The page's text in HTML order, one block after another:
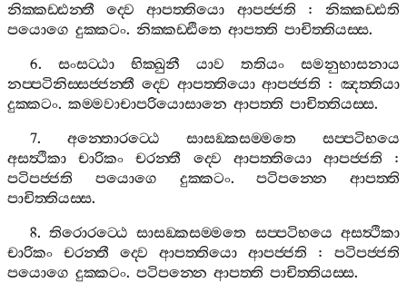
නික‍්කඩ‍්ඪන‍්තී
ද‍්වෙ ආපත‍්තියො ආපජ‍්ජති :නික‍්කඩ‍්ඪති
පයොගෙ දුක‍්කටං. නික‍්කඩ‍්ඪිතෙ ආපත‍්ති පාචිත‍්තියස‍්ස.
6. සංසට‍්ඨා භික‍්ඛුනී යාව තතියං
සමනුභාසනාය
නප‍්පටිනිස‍්සජ‍්ජන‍්තී ද‍්වෙ ආපත‍්තියො ආපජ‍්ජති :ඤත‍්තියා
දුක‍්කටං. කම‍්මවාචාපරියොසානෙ ආපත‍්ති පාචිත‍්තියස‍්ස.
7. අන‍්තොරට‍්ඨෙ සාසඞ‍්කසම‍්මතෙ
සප‍්පටිභයෙ
අසත්‍ථිකා
චාරිකං චරන‍්තී ද‍්වෙ ආපත‍්තියො ආපජ‍්ජති :
පටිපජ‍්ජති
පයොගෙ දුක‍්කටං.පටිපන‍්නෙ
ආපත‍්ති
පාචිත‍්තියස‍්ස.
8. තිරොරට‍්ඨෙ සාසඞ‍්කසම‍්මතෙ සප‍්පටිභයෙ අසත්‍ථිකා
චාරිකං
චරන‍්තී ද‍්වෙ ආපත‍්තියො ආපජ‍්ජති : පටිපජ‍්ජති
පයොගෙ දුක‍්කටං. පටිපන‍්නෙ ආපත‍්ති පාචිත‍්තියස‍්ස.